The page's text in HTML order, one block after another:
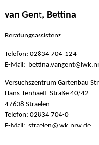
van Gent, Bettina
Beratungsassistenz
Telefon: 02834 704-124
E-Mail: bettina.vangent@
Versuchszentrum Gartenbau
Hans-Tenhaeff-Straße 40/42
47638 Straelen
Telefon: 02834 704-0
E-Mail: straelen@ lwk.nrw.de